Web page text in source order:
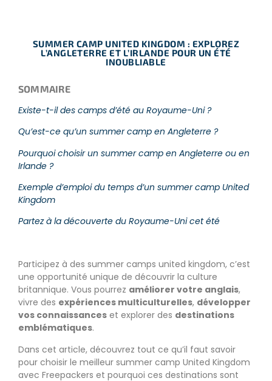
SUMMER CAMP UNITED KINGDOM : EXPLOREZ
L’ANGLETERRE ET L’IRLANDE POUR UN ÉTÉ
INOUBLIABLE
SOMMAIRE
Existe-t-il des camps d’été au Royaume-Uni ?
Qu’est-ce qu’un summer camp en Angleterre ?
Pourquoi choisir un summer camp en Angleterre ou en
Irlande ?
Exemple d’emploi du temps d’un summer camp United
Kingdom
Partez à la découverte du Royaume-Uni cet été
Participez à des summer camps united kingdom, c’est
une opportunité unique de découvrir la culture
britannique. Vous pourrez améliorer votre anglais,
vivre des expériences multiculturelles, développer
vos connaissances et explorer des destinations
emblématiques.
Dans cet article, découvrez tout ce qu’il faut savoir
pour choisir le meilleur summer camp United Kingdom
avec Freepackers et pourquoi ces destinations sont